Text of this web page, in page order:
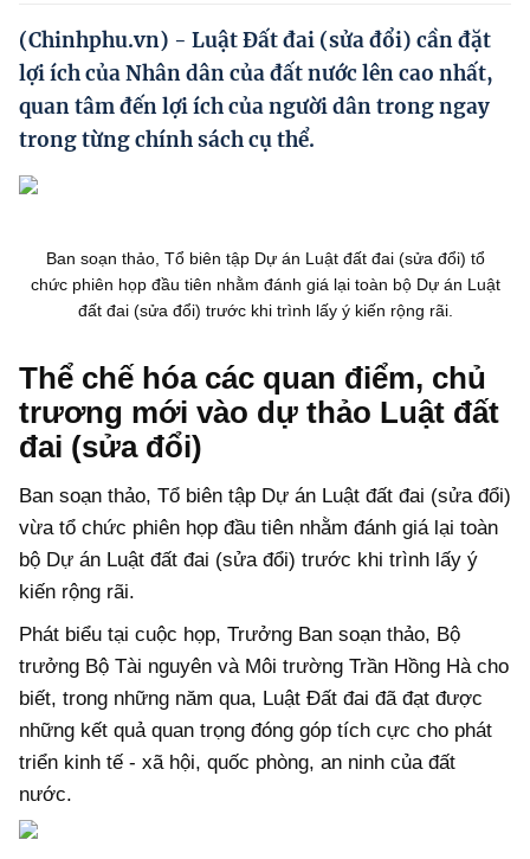
Phát triển kinh tế tư nhân và doanh nghiệp dân tộc
Ocop và chuỗi giá trị Nông sản
Khác
(Chinhphu.vn) - Luật Đất đai (sửa đổi) cần đặt
lợi ích của Nhân dân của đất nước lên cao nhất,
quan tâm đến lợi ích của người dân trong ngay
trong từng chính sách cụ thể.
Ban soạn thảo, Tổ biên tập Dự án Luật đất đai (sửa đổi) tổ
chức phiên họp đầu tiên nhằm đánh giá lại toàn bộ Dự án Luật
đất đai (sửa đổi) trước khi trình lấy ý kiến rộng rãi.
Thể chế hóa các quan điểm, chủ
trương mới vào dự thảo Luật đất
đai (sửa đổi)
Ban soạn thảo, Tổ biên tập Dự án Luật đất đai (sửa đổi)
vừa tổ chức phiên họp đầu tiên nhằm đánh giá lại toàn
bộ Dự án Luật đất đai (sửa đổi) trước khi trình lấy ý
kiến rộng rãi.
Phát biểu tại cuộc họp, Trưởng Ban soạn thảo, Bộ
trưởng Bộ Tài nguyên và Môi trường Trần Hồng Hà cho
biết, trong những năm qua, Luật Đất đai đã đạt được
những kết quả quan trọng đóng góp tích cực cho phát
triển kinh tế - xã hội, quốc phòng, an ninh của đất
nước.